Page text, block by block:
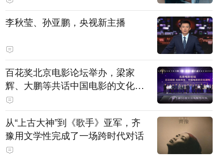
白，主演均为广州本土演员
李秋莹、孙亚鹏，央视新主播
百花奖北京电影论坛举办，梁家
辉、大鹏等共话中国电影的文化建
构
从“上古大神”到《歌手》亚军，齐
豫用文学性完成了一场跨时代对话